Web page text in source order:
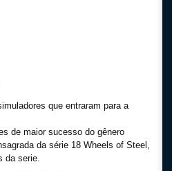
que entraram para a
de maior sucesso do gênero
da série 18 Wheels of Steel,
da serie.